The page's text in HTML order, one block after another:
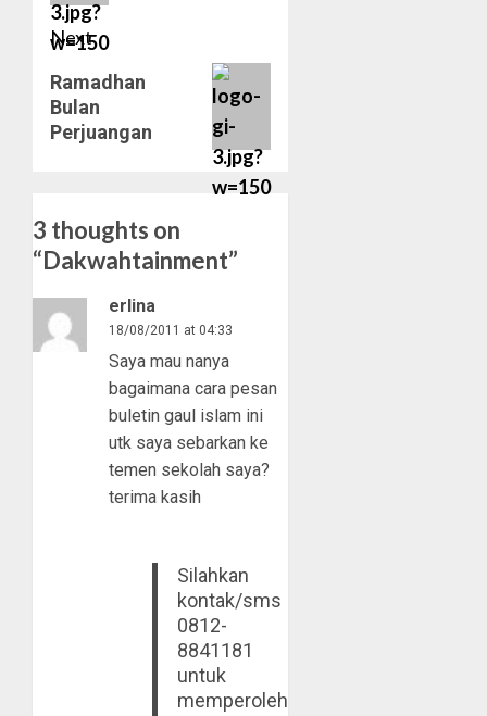
Next
Next
post:
Ramadhan
Bulan
Perjuangan
3 thoughts on
“Dakwahtainment”
erlina
18/08/2011 at 04:33
Saya mau nanya
bagaimana cara pesan
buletin gaul islam ini
utk saya sebarkan ke
temen sekolah saya?
terima kasih
Silahkan
kontak/sms
0812-
8841181
untuk
memperoleh